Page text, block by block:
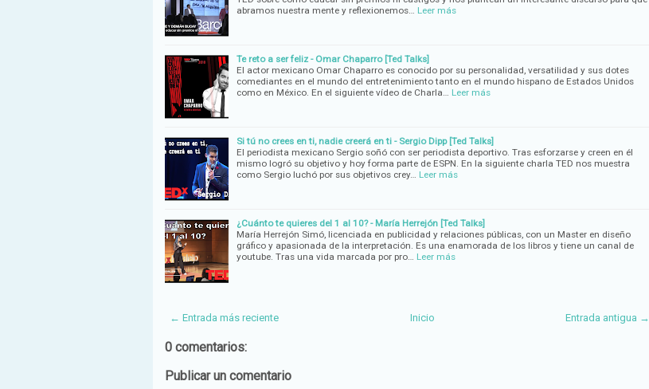
abramos nuestra mente y reflexionemos… Leer más
Te reto a ser feliz - Omar Chaparro [Ted Talks]
El actor mexicano Omar Chaparro es conocido por su personalidad, versatilidad y sus dotes
comediantes en el mundo del entretenimiento tanto en el mundo hispano de Estados Unidos
como en México. En el siguiente vídeo de Charla… Leer más
Si tú no crees en ti, nadie creerá en ti - Sergio Dipp [Ted Talks]
El periodista mexicano Sergio soñó con ser periodista deportivo. Tras esforzarse y creen en él
mismo logró su objetivo y hoy forma parte de ESPN. En la siguiente charla TED nos muestra
como Sergio luchó por sus objetivos crey… Leer más
¿Cuánto te quieres del 1 al 10? - María Herrejón [Ted Talks]
María Herrejón Simó, licenciada en publicidad y relaciones públicas, con un Master en diseño
gráfico y apasionada de la interpretación. Es una enamorada de los libros y tiene un canal de
youtube. Tras una vida marcada por pro… Leer más
← Entrada más reciente Entrada antigua →
Inicio
0 comentarios:
Publicar un comentario